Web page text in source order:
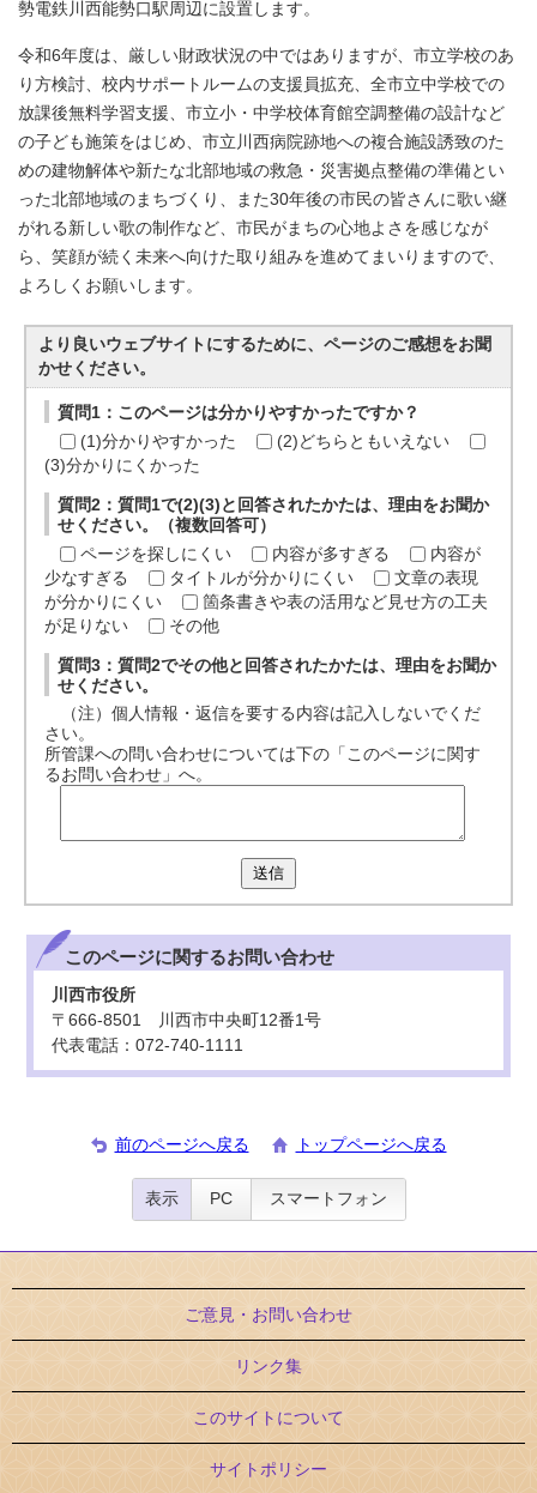
勢電鉄川西能勢口駅周辺に設置します。
令和6年度は、厳しい財政状況の中ではありますが、市立学校のあ
り方検討、校内サポートルームの支援員拡充、全市立中学校での
放課後無料学習支援、市立小・中学校体育館空調整備の設計など
の子ども施策をはじめ、市立川西病院跡地への複合施設誘致のた
めの建物解体や新たな北部地域の救急・災害拠点整備の準備とい
った北部地域のまちづくり、また30年後の市民の皆さんに歌い継
がれる新しい歌の制作など、市民がまちの心地よさを感じなが
ら、笑顔が続く未来へ向けた取り組みを進めてまいりますので、
よろしくお願いします。
より良いウェブサイトにするために、ページのご感想をお聞
かせください。
質問1：このページは分かりやすかったですか？
(1)分かりやすかった
(2)どちらともいえない
(3)分かりにくかった
質問2：質問1で(2)(3)と回答されたかたは、理由をお聞か
せください。（複数回答可）
ページを探しにくい
内容が多すぎる
内容が
少なすぎる
タイトルが分かりにくい
文章の表現
が分かりにくい
箇条書きや表の活用など見せ方の工夫
が足りない
その他
質問3：質問2でその他と回答されたかたは、理由をお聞か
せください。
（注）個人情報・返信を要する内容は記入しないでくだ
さい。
所管課への問い合わせについては下の「このページに関す
るお問い合わせ」へ。
送信
このページに関するお問い合わせ
川西市役所
〒666-8501 川西市中央町12番1号
代表電話：072-740-1111
前のページへ戻る トップページへ戻る
表示 PC スマートフォン
ご意見・お問い合わせ
リンク集
このサイトについて
サイトポリシー